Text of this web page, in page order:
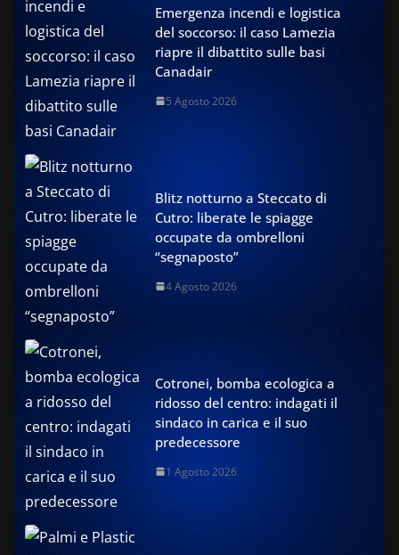
Emergenza incendi e logistica
del soccorso: il caso Lamezia
riapre il dibattito sulle basi
Canadair
5 Agosto 2026
Blitz notturno a Steccato di
Cutro: liberate le spiagge
occupate da ombrelloni
“segnaposto”
4 Agosto 2026
Cotronei, bomba ecologica a
ridosso del centro: indagati il
sindaco in carica e il suo
predecessore
1 Agosto 2026